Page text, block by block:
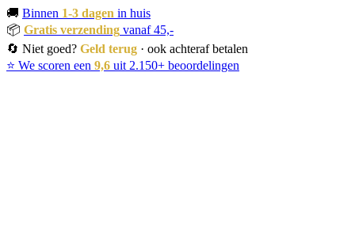
🚚 Binnen 1-3 dagen in huis
📦 Gratis verzending vanaf 45,-
🔄 Niet goed? Geld terug · ook achteraf betalen
⭐ We scoren een 9,6 uit 2.150+ beoordelingen